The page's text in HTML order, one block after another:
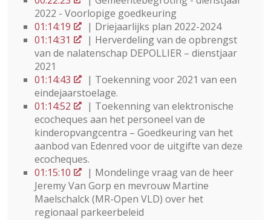
2022 - Voorlopige goedkeuring
01:14:19
| Driejaarlijks plan 2022-2024
01:14:31
| Herverdeling van de opbrengst
van de nalatenschap DEPOLLIER – dienstjaar
2021
01:14:43
| Toekenning voor 2021 van een
eindejaarstoelage.
01:14:52
| Toekenning van elektronische
ecocheques aan het personeel van de
kinderopvangcentra – Goedkeuring van het
aanbod van Edenred voor de uitgifte van deze
ecocheques.
01:15:10
| Mondelinge vraag van de heer
Jeremy Van Gorp en mevrouw Martine
Maelschalck (MR-Open VLD) over het
regionaal parkeerbeleid